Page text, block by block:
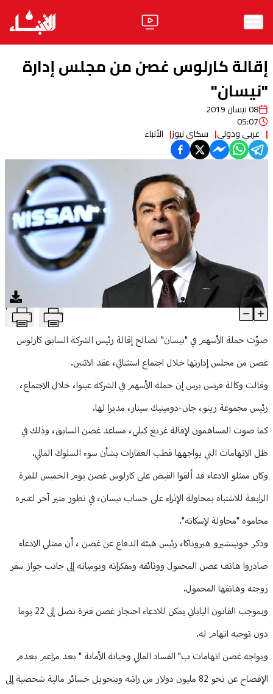
ثقافة ومجتمع
منوعات
آراء
فيديو
مواقف
إقالة كارلوس غصن من مجلس إدارة
"نيسان"
08 نيسان 2019
05:07
عربي ودولي سكاي نيوز الأنباء
إقالة كارلوس غصن من مجلس إدارة "نيسان" T
Article Content
صوّت حملة الأسهم في "نيسان" لصالح إقالة رئيس الشركة السابق كارلوس
غصن من مجلس إدارتها خلال اجتماع استثنائي، عقد الاثنين.
وقالت وكالة فرنس برس إن حملة الأسهم في الشركة عينوا، خلال الاجتماع،
رئيس مجموعة رينو، جان-دومينيك سينار، مديرا لها.
كما صوت المساهمون لإقالة غريغ كيلي، مساعد غصن السابق، وذلك في
ظل الاتهامات التي يواجهها قطب العقارات بشأن سوء السلوك المالي.
وكان ممثلو الادعاء قد ألقوا القبض على كارلوس غصن يوم الخميس للمرة
الرابعة للاشتباه بمحاولة الإثراء على حساب نيسان، في تطور مثير آخر اعتبره
محاموه "محاولة لإسكاته".
وذكر جونيتشيرو هيروناكا، رئيس هيئة الدفاع عن غصن ، أن ممثلي الادعاء
صادروا هاتف غصن المحمول ووثائقه ومفكراته ويومياته إلى جانب جواز سفر
زوجته وهاتفها المحمول.
وبموجب القانون الياباني يمكن للادعاء احتجاز غصن فترة تصل إلى 22 يوما
دون توجيه اتهام له.
ويواجه غصن اتهامات ب" الفساد المالي وخيانة الأمانة " بعد مزاعم بعدم
الإفصاح عن نحو 82 مليون دولار من راتبه وبتحويل خسائر مالية شخصية إلى